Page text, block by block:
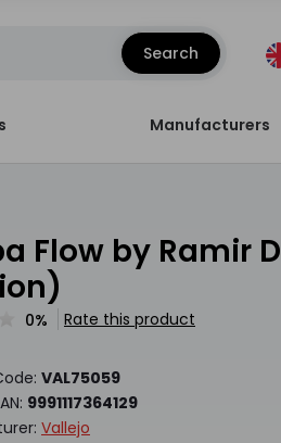
Search
Manufacturers
0% Rate this product
VAL75059
9991117364129
Vallejo